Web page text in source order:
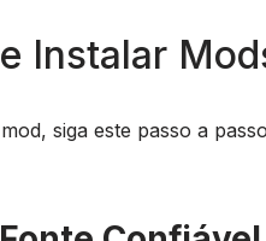
Instalar
siga este passo a